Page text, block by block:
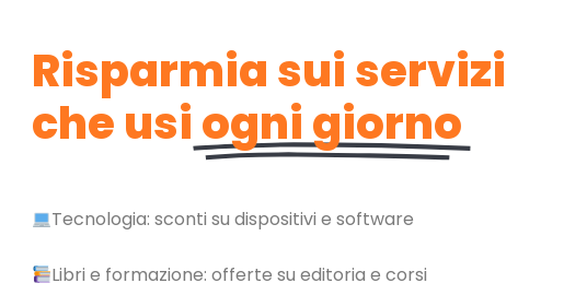
Risparmia sui servizi
che usiogni giorno
Tecnologia: sconti su dispositivi e software
Libri e formazione: offerte su editoria e corsi